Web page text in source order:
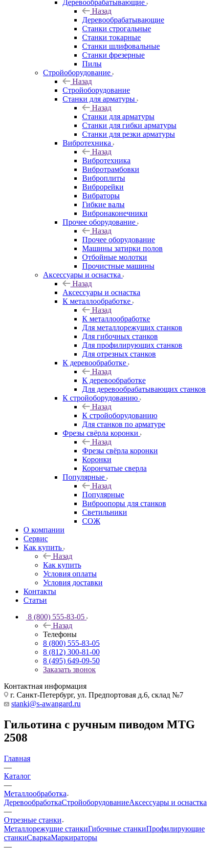
Деревообрабатывающие
Назад
Деревообрабатывающие
Станки строгальные
Станки токарные
Станки шлифовальные
Станки фрезерные
Пилы
Стройоборудование
Назад
Стройоборудование
Станки для арматуры
Назад
Станки для арматуры
Станки для гибки арматуры
Станки для резки арматуры
Вибротехника
Назад
Вибротехника
Вибротрамбовки
Виброплиты
Виброрейки
Вибраторы
Гибкие валы
Вибронаконечники
Прочее оборудование
Назад
Прочее оборудование
Машины затирки полов
Отбойные молотки
Прочистные машины
Аксeccyapы и оснастка
Назад
Аксeccyapы и оснастка
К металлообработке
Назад
К металлообработке
Для металлорежущих станков
Для гибочных станков
Для профилирующих станков
Для отрезных станков
К деревообработке
Назад
К деревообработке
Для деревообрабатывающих станков
К стройоборудованию
Назад
К стройоборудованию
Для станков по арматуре
Фрезы свёрла коронки
Назад
Фрезы свёрла коронки
Коронки
Корончатые сверла
Популярные
Назад
Популярные
Виброопоры для станков
Светильники
СОЖ
О компании
Сервис
Как купить
Назад
Как купить
Условия оплаты
Условия доставки
Контакты
Статьи
8 (800) 555-83-05
Назад
Телефоны
8 (800) 555-83-05
8 (812) 300-81-00
8 (495) 649-09-50
Заказать звонок
Контактная информация
г. Санкт-Петербург, ул. Предпортовая д.6, склад №7
stanki@s-awangard.ru
Гильотина с ручным пиводом MTG
2508
Главная
—
Каталог
—
Металлообработка
ДеревообработкаСтройоборудованиеАксeccyapы и оснастка
—
Отрезные станки
Металлорежущие станкиГибочные станкиПрофилирующие
станкиСваркаМаркираторы
—